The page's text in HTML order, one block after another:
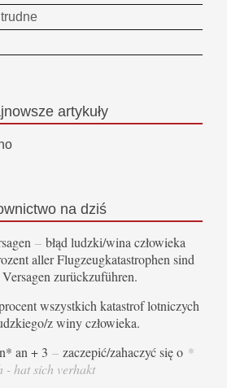
artykuły
na dziś
– błąd ludzki/wina człowieka
aller Flugzeugkatastrophen sind
zurückzuführen.
wszystkich katastrof lotniczych
z winy człowieka.
an + 3 – zaczepić/zahaczyć się o *
- hat sich verhakt